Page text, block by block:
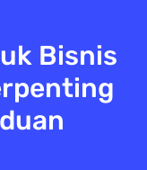
Bisnis